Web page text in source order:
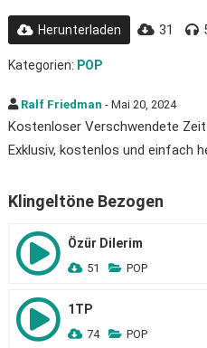
Herunterladen 31
Kategorien: POP
Ralf Friedman - Mai 20, 2024
Kostenloser Verschwendete
Exklusiv, kostenlos und einfach
Klingeltöne Bezogen
Özür Dilerim
51 POP
1TP
74 POP